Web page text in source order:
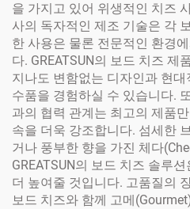
을 가지고 있어 위생적인 치즈
사의 독자적인 제조 기술은 각
한 사용은 물론 전문적인 환경
다. GREATSUN의 보드 치즈 제
지나도 변함없는 디자인과 현
수품을 경험하실 수 있습니다.
과의 협력 관계는 최고의 제품
속을 더욱 강조합니다. 섬세한
거나 풍부한 향을 가진 체다
GREATSUN의 보드 치즈 솔루
더 높여줄 것입니다. 고품질의
보드 치즈와 함께 고메